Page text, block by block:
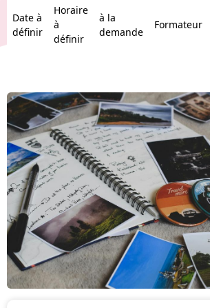
Date à
définir
Horaire
à
définir
à la
demande
Formateur